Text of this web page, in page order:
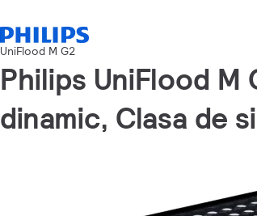
UniFlood M G2
Philips UniFlood M
dinamic, Clasa de